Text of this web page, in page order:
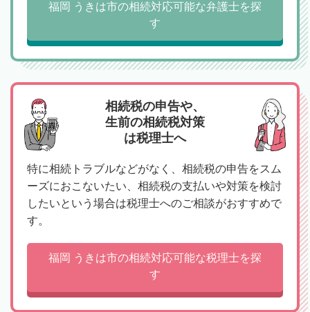
福岡 うきは市の相続対応可能な弁護士を探
す
相続税の申告や、
生前の相続税対策
は税理士へ
特に相続トラブルなどがなく、相続税の申告をスム
ーズにおこないたい、相続税の支払いや対策を検討
したいという場合は税理士へのご相談がおすすめで
す。
福岡 うきは市の相続対応可能な税理士を探
す